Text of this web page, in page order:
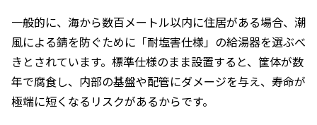
一般的に、海から数百メートル以内に住居がある場合、潮
風による錆を防ぐために「耐塩害仕様」の給湯器を選ぶべ
きとされています。標準仕様のまま設置すると、筐体が数
年で腐食し、内部の基盤や配管にダメージを与え、寿命が
極端に短くなるリスクがあるからです。